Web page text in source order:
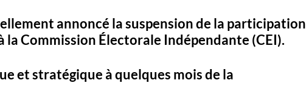
annoncé la suspension de la participation
la Commission Électorale Indépendante (CEI).
et stratégique à quelques mois de la